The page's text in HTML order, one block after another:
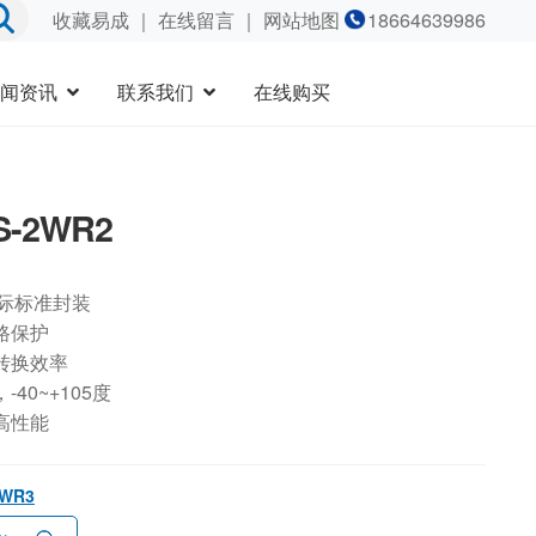
收藏易成｜ 在线留言｜ 网站地图 18664639986
资讯 联系我们 在线购买
2WR2
标准封装
保护
换效率
-40~+105度
性能